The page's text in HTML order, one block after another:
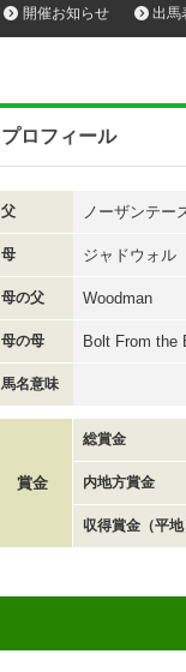
開催お知らせ 出馬
プロフィール
父 ノーザンテー
母 ジャドウォル
母の父 Woodman
母の母 Bolt From the
馬名意味
賞金
総賞金
内地方賞金
収得賞金（平地